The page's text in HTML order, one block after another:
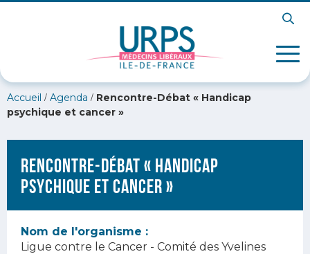
Accueil / Agenda / Rencontre-Débat « Handicap
psychique et cancer »
Rencontre-Débat « Handicap
psychique et cancer »
Nom de l'organisme :
Ligue contre le Cancer - Comité des Yvelines